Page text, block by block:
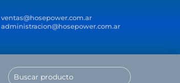
ventas@hosepower.com.ar
administracion@hosepower.com.ar